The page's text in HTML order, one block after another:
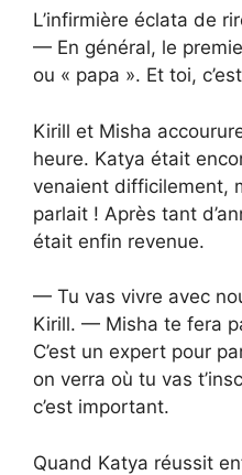
L’infirmière éclata de
— En général, le
ou « papa ». Et toi,
Kirill et Misha
heure. Katya était
venaient difficilement,
parlait ! Après tant
était enfin revenue.
— Tu vas vivre avec
Kirill. — Misha te fera
C’est un expert pour
on verra où tu vas
c’est important.
Quand Katya réussit